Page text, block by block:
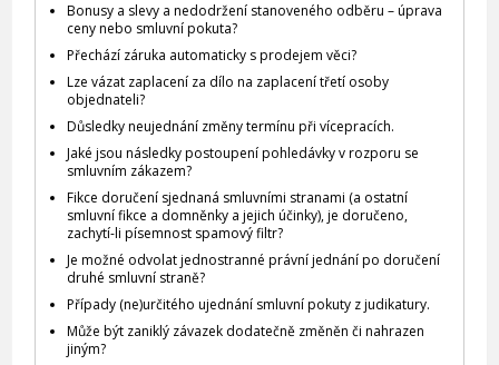
Bonusy a slevy a nedodržení stanoveného odběru – úprava
ceny nebo smluvní pokuta?
Přechází záruka automaticky s prodejem věci?
Lze vázat zaplacení za dílo na zaplacení třetí osoby
objednateli?
Důsledky neujednání změny termínu při vícepracích.
Jaké jsou následky postoupení pohledávky v rozporu se
smluvním zákazem?
Fikce doručení sjednaná smluvními stranami (a ostatní
smluvní fikce a domněnky a jejich účinky), je doručeno,
zachytí-li písemnost spamový filtr?
Je možné odvolat jednostranné právní jednání po doručení
druhé smluvní straně?
Případy (ne)určitého ujednání smluvní pokuty z judikatury.
Může být zaniklý závazek dodatečně změněn či nahrazen
jiným?